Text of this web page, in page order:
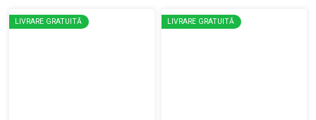
LIVRARE GRATUITĂ LIVRARE GRATUITĂ